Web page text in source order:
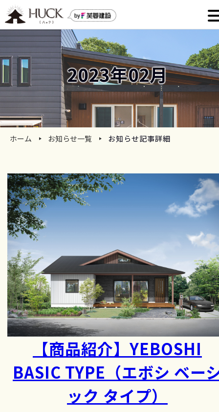
2023年02月
ホーム お知らせ一覧 お知らせ記事詳細
【商品紹介】YEBOSHI
BASIC TYPE（エボシ ベー
ック タイプ）